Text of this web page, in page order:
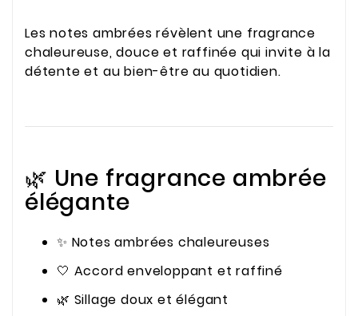
Les notes ambrées révèlent une fragrance
chaleureuse, douce et raffinée qui invite à la
détente et au bien-être au quotidien.
🌿 Une fragrance ambrée
élégante
✨ Notes ambrées chaleureuses
🤍 Accord enveloppant et raffiné
🌿 Sillage doux et élégant